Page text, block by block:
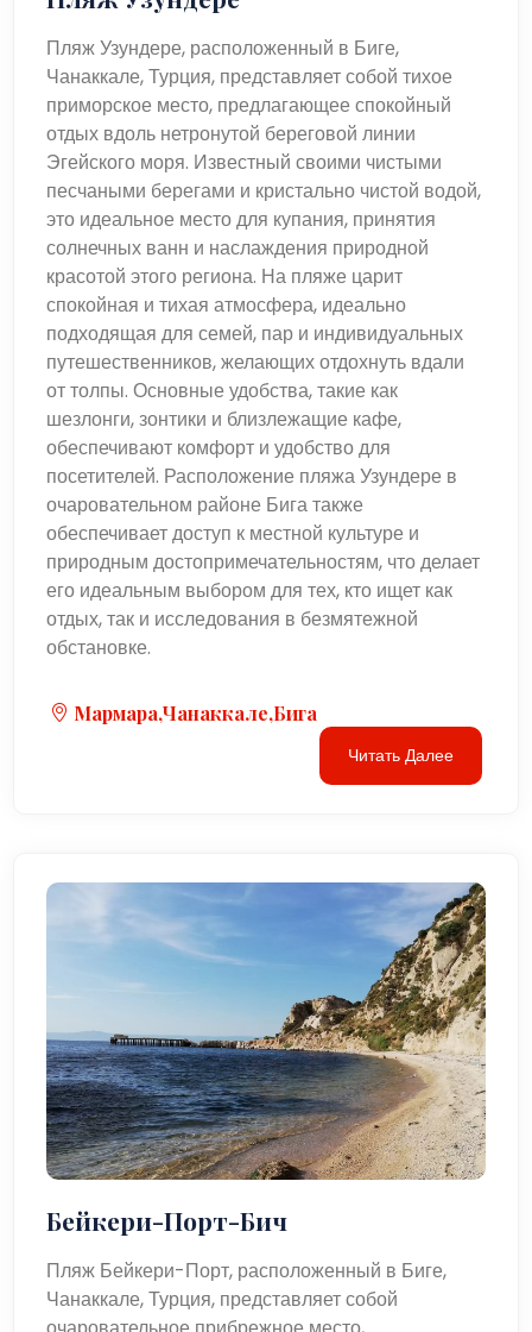
Пляж Узундере, расположенный в Биге,
Чанаккале, Турция, представляет собой тихое
приморское место, предлагающее спокойный
отдых вдоль нетронутой береговой линии
Эгейского моря. Известный своими чистыми
песчаными берегами и кристально чистой водой,
это идеальное место для купания, принятия
солнечных ванн и наслаждения природной
красотой этого региона. На пляже царит
спокойная и тихая атмосфера, идеально
подходящая для семей, пар и индивидуальных
путешественников, желающих отдохнуть вдали
от толпы. Основные удобства, такие как
шезлонги, зонтики и близлежащие кафе,
обеспечивают комфорт и удобство для
посетителей. Расположение пляжа Узундере в
очаровательном районе Бига также
обеспечивает доступ к местной культуре и
природным достопримечательностям, что делает
его идеальным выбором для тех, кто ищет как
отдых, так и исследования в безмятежной
обстановке.
Мармара,Чанаккале,Бига
Читать Далее
Бейкери-Порт-Бич
Пляж Бейкери-Порт, расположенный в Биге,
Чанаккале, Турция, представляет собой